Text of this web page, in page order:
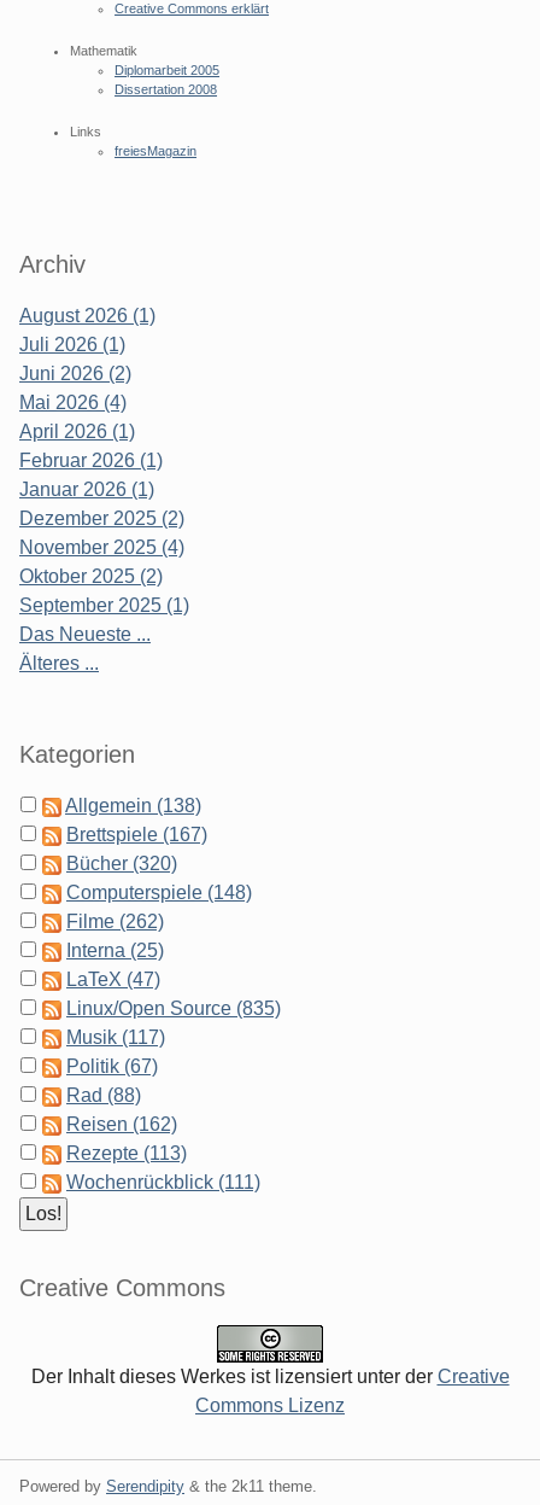
Creative Commons erklärt
Mathematik
Diplomarbeit 2005
Dissertation 2008
Links
freiesMagazin
Archiv
August 2026 (1)
Juli 2026 (1)
Juni 2026 (2)
Mai 2026 (4)
April 2026 (1)
Februar 2026 (1)
Januar 2026 (1)
Dezember 2025 (2)
November 2025 (4)
Oktober 2025 (2)
September 2025 (1)
Das Neueste ...
Älteres ...
Kategorien
Allgemein (138)
Brettspiele (167)
Bücher (320)
Computerspiele (148)
Filme (262)
Interna (25)
LaTeX (47)
Linux/Open Source (835)
Musik (117)
Politik (67)
Rad (88)
Reisen (162)
Rezepte (113)
Wochenrückblick (111)
Creative Commons
Der Inhalt dieses Werkes ist lizensiert unter der Creative
Commons Lizenz
Powered by Serendipity & the 2k11 theme.